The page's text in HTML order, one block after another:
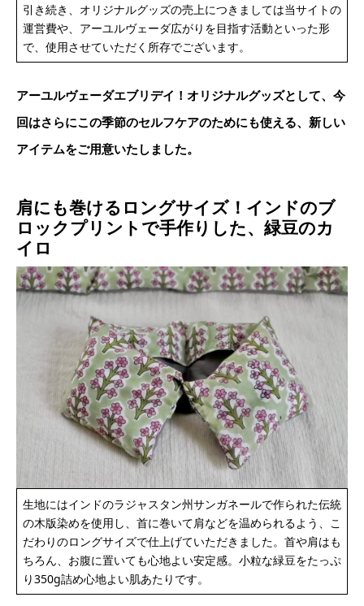
引き続き、オリジナルグッズの売上につきましては当サイトの
運営費や、アーユルヴェーダ広がりを目指す活動といった形
で、使用させていただく所存でございます。
アーユルヴェーダエブリデイ！オリジナルグッズとして、今
回はさらにこの季節のセルフケアのためにも使える、新しい
アイテムをご用意いたしました。
肩にも巻けるロングサイズ！インドのブ
ロックプリントで手作りした、緑豆のカ
イロ
生地にはインドのラジャスタン州サンガネールで作られた伝統
の木版染めを使用し、首に巻いて肩などを温められるよう、こ
だわりのロングサイズで仕上げていただきました。首や肩はも
ちろん、お腹に置いても心地よい安定感。小粒な緑豆をたっぷ
り350g詰め心地よい肌あたりです。